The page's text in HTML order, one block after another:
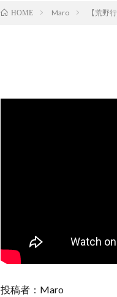
HOME Maro 【荒野
投稿者：Maro